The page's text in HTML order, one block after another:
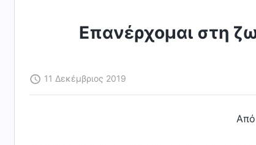
Επανέρχομαι στη
11 Δεκέμβριος 2019
Από